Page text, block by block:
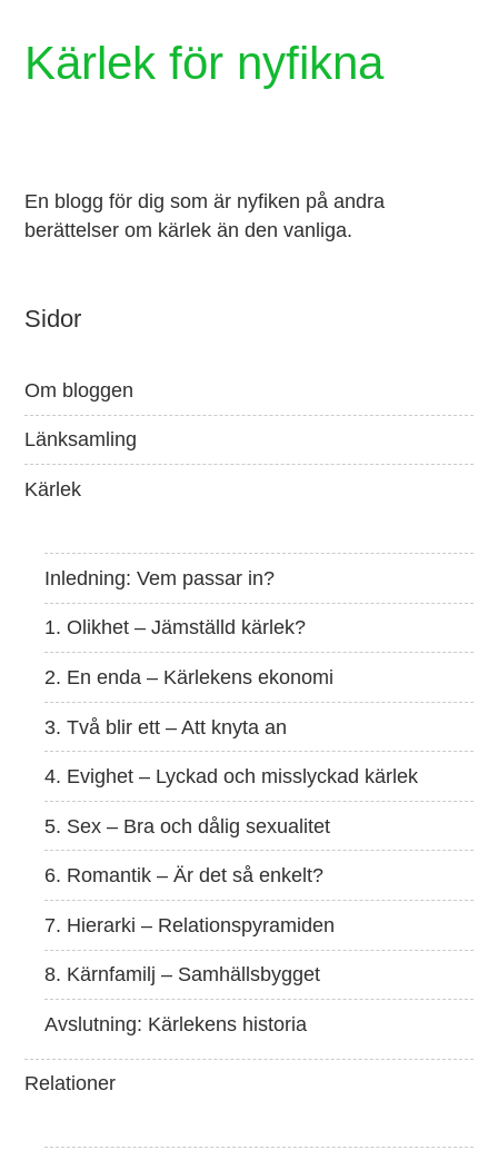
Kärlek för nyfikna
En blogg för dig som är nyfiken på andra
berättelser om kärlek än den vanliga.
Sidor
Om bloggen
Länksamling
Kärlek
Inledning: Vem passar in?
1. Olikhet – Jämställd kärlek?
2. En enda – Kärlekens ekonomi
3. Två blir ett – Att knyta an
4. Evighet – Lyckad och misslyckad kärlek
5. Sex – Bra och dålig sexualitet
6. Romantik – Är det så enkelt?
7. Hierarki – Relationspyramiden
8. Kärnfamilj – Samhällsbygget
Avslutning: Kärlekens historia
Relationer